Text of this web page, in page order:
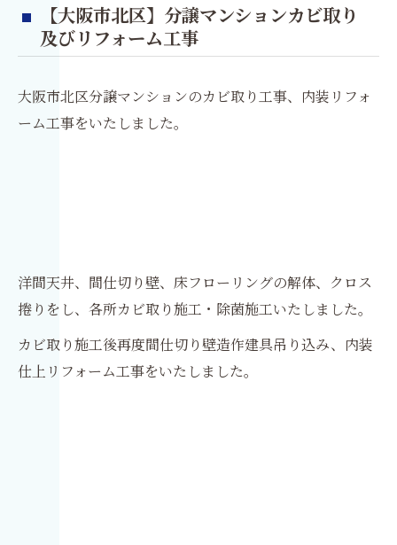
【大阪市北区】分譲マンションカビ取り
及びリフォーム工事
大阪市北区分譲マンションのカビ取り工事、内装リフォ
ーム工事をいたしました。
洋間天井、間仕切り壁、床フローリングの解体、クロス
捲りをし、各所カビ取り施工・除菌施工いたしました。
カビ取り施工後再度間仕切り壁造作建具吊り込み、内装
仕上リフォーム工事をいたしました。